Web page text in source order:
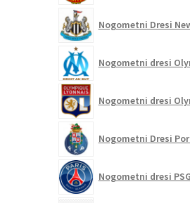
Nogometni Dresi
Nogometni dresi
Nogometni dresi
Nogometni Dresi
Nogometni dresi PSG